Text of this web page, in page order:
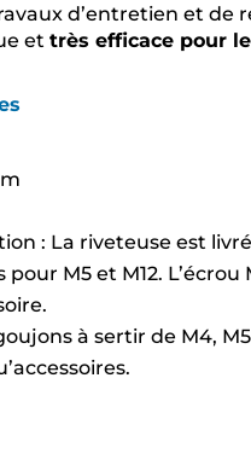
d’entretien et de
ettrès efficace pour
: La riveteuse est
pour M5 et M12.
à sertir de M4,